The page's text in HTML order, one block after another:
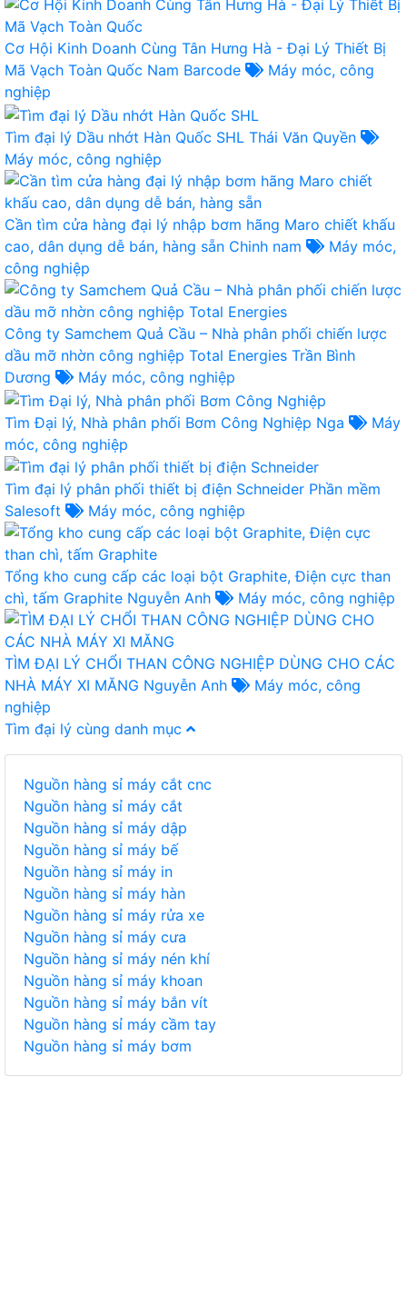
Cơ Hội Kinh Doanh Cùng Tân Hưng Hà - Đại Lý Thiết Bị
Mã Vạch Toàn Quốc Nam Barcode
Máy móc, công
nghiệp
Tìm đại lý Dầu nhớt Hàn Quốc SHL Thái Văn Quyền
Máy móc, công nghiệp
Cần tìm cửa hàng đại lý nhập bơm hãng Maro chiết khấu
cao, dân dụng dễ bán, hàng sẵn Chinh nam
Máy móc,
công nghiệp
Công ty Samchem Quả Cầu – Nhà phân phối chiến lược
dầu mỡ nhờn công nghiệp Total Energies Trần Bình
Dương
Máy móc, công nghiệp
Tìm Đại lý, Nhà phân phối Bơm Công Nghiệp Nga
Máy
móc, công nghiệp
Tìm đại lý phân phối thiết bị điện Schneider Phần mềm
Salesoft
Máy móc, công nghiệp
Tổng kho cung cấp các loại bột Graphite, Điện cực than
chì, tấm Graphite Nguyễn Anh Máy móc, công nghiệp
TÌM ĐẠI LÝ CHỔI THAN CÔNG NGHIỆP DÙNG CHO CÁC
NHÀ MÁY XI MĂNG Nguyễn Anh
Máy móc, công
nghiệp
Tìm đại lý cùng danh mục
Nguồn hàng sỉ máy cắt cnc
Nguồn hàng sỉ máy cắt
Nguồn hàng sỉ máy dập
Nguồn hàng sỉ máy bế
Nguồn hàng sỉ máy in
Nguồn hàng sỉ máy hàn
Nguồn hàng sỉ máy rửa xe
Nguồn hàng sỉ máy cưa
Nguồn hàng sỉ máy nén khí
Nguồn hàng sỉ máy khoan
Nguồn hàng sỉ máy bắn vít
Nguồn hàng sỉ máy cầm tay
Nguồn hàng sỉ máy bơm